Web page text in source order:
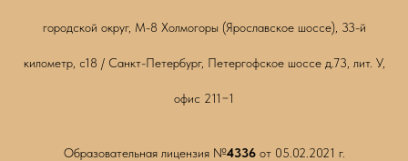
городской округ, М-8 Холмогоры (Ярославское шоссе), 33-й
километр, с18 / Санкт-Петербург, Петергофское шоссе д.73, лит. У,
офис 211−1
Образовательная лицензия №4336от 05.02.2021 г.